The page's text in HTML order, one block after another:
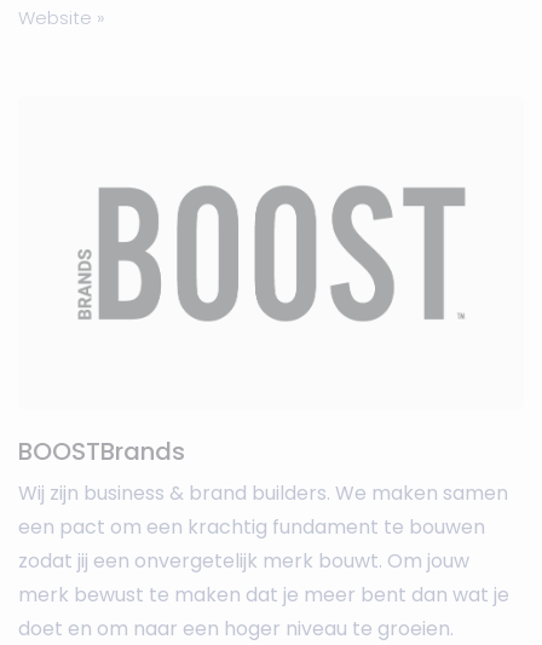
Website »
BOOSTBrands
Wij zijn business & brand builders. We maken samen
een pact om een krachtig fundament te bouwen
zodat jij een onvergetelijk merk bouwt. Om jouw
merk bewust te maken dat je meer bent dan wat je
doet en om naar een hoger niveau te groeien.